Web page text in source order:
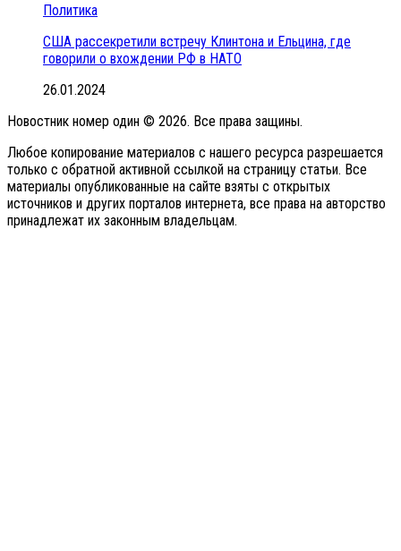
Политика
США рассекретили встречу Клинтона и Ельцина, где
говорили о вхождении РФ в НАТО
26.01.2024
Новостник номер один © 2026. Все права защины.
Любое копирование материалов с нашего ресурса разрешается
только с обратной активной ссылкой на страницу статьи. Все
материалы опубликованные на сайте взяты с открытых
источников и других порталов интернета, все права на авторство
принадлежат их законным владельцам.